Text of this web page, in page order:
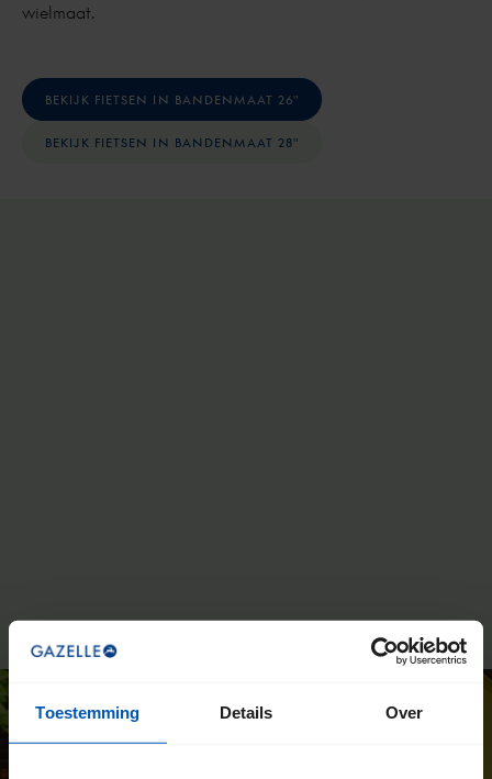
Toestemming Details Over
wielmaat.
BEKIJK FIETSEN IN BANDENMAAT 26"
BEKIJK FIETSEN IN BANDENMAAT 28"